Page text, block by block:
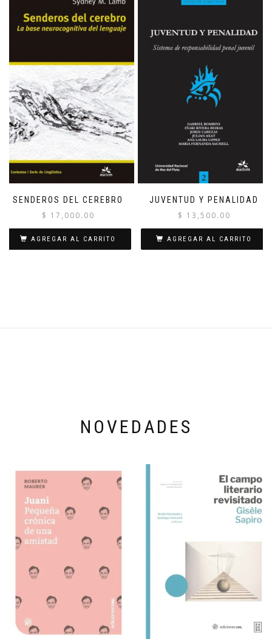
SENDEROS DEL CEREBRO
$ 17,000.00
AGREGAR AL CARRITO
JUVENTUD Y PENALIDAD
$ 13,500.00
AGREGAR AL CARRITO
NOVEDADES